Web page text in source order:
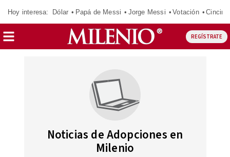
Hoy interesa: Dólar Papá de Messi Jorge Messi Votación
REGÍSTRATE
Noticias de Adopciones en
Milenio